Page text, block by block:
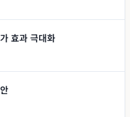
효과 극대화